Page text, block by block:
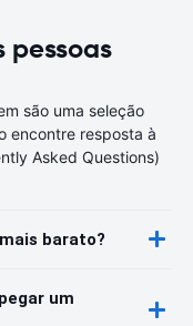
pessoas
são uma seleção
encontre resposta à
Asked Questions)
barato?
um